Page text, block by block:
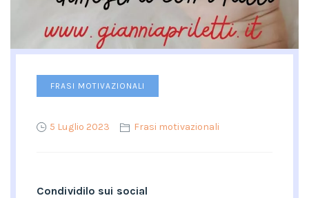
FRASI MOTIVAZIONALI
5 Luglio 2023 Frasi motivazionali
Condividilo sui social